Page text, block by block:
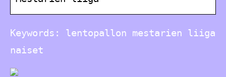
Keywords: lentopallon mestarien liiga
naiset